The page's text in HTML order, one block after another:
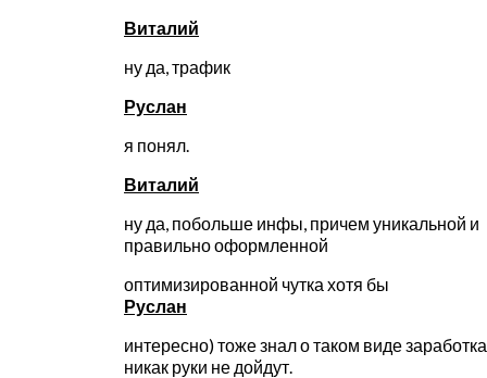
Виталий
ну да, трафик
Руслан
я понял.
Виталий
ну да, побольше инфы, причем уникальной и
правильно оформленной
оптимизированной чутка хотя бы
Руслан
интересно) тоже знал о таком виде
никак руки не дойдут.